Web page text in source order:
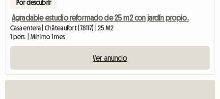
Por descubrir
Agradable estudio reformado de 25 m2 con jardín propio.
Casa entera | Châteaufort (78117) | 25 M2
1 pers. | Mínimo 1 mes
Ver anuncio